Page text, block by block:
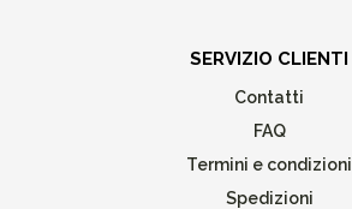
SERVIZIO CLIENTI
Contatti
FAQ
Termini e condizioni
Spedizioni